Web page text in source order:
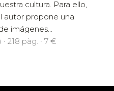
cultura. Para ello,
autor propone una
imágenes...
218 pàg. · 7 €